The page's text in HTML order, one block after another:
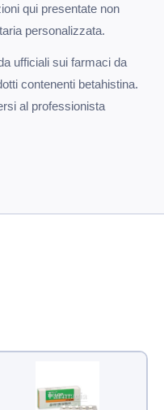
qui presentate non
personalizzata.
ufficiali sui farmaci da
contenenti betahistina.
al professionista